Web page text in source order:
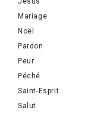
Mariage
Noël
Pardon
Peur
Péché
Saint-Esprit
Salut